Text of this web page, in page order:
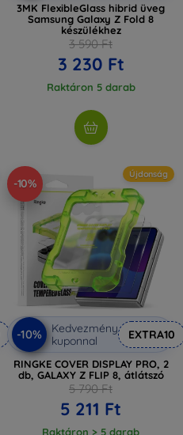
3MK FlexibleGlass hibrid üveg
Samsung Galaxy Z Fold 8
készülékhez
3 590 Ft
3 230 Ft
Raktáron 5 darab
-10%
Újdonság
-10%
Kedvezmény
kuponnal
EXTRA10
RINGKE COVER DISPLAY PRO, 2
db, GALAXY Z FLIP 8, átlátszó
5 790 Ft
5 211 Ft
Raktáron > 5 darab